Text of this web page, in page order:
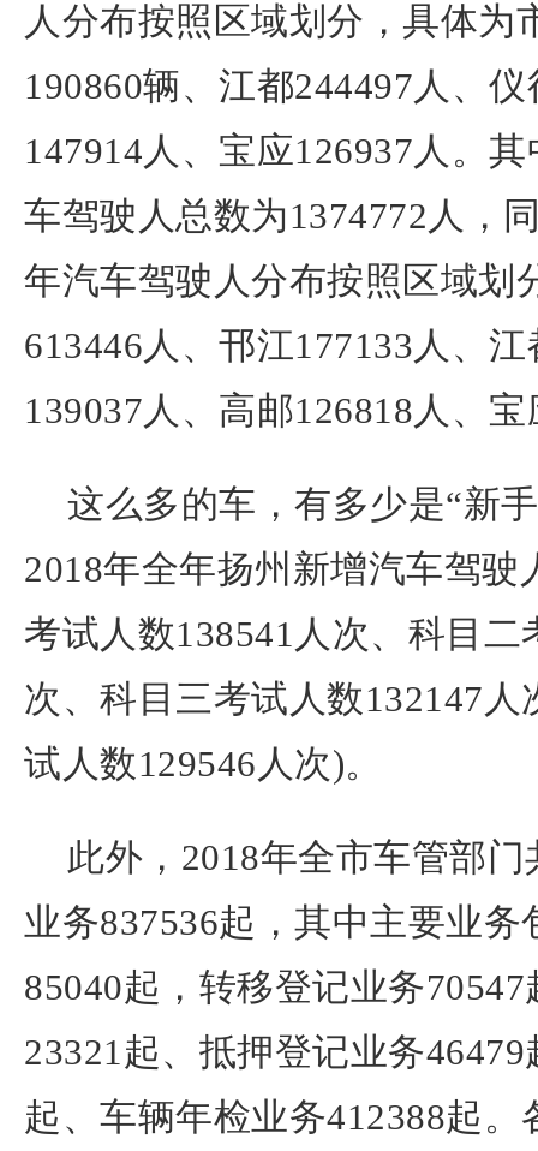
人分布按照区域划分，具体为
190860辆、江都244497人、
147914人、宝应126937人。
车驾驶人总数为1374772人，
年汽车驾驶人分布按照区域划
613446人、邗江177133人、
139037人、高邮126818人、
这么多的车，有多少是“新
2018年全年扬州新增汽车驾驶
考试人数138541人次、科目二
次、科目三考试人数132147
试人数129546人次)。
此外，2018年全市车管部
业务837536起，其中主要业
85040起，转移登记业务
23321起、抵押登记业务
起、车辆年检业务412388起